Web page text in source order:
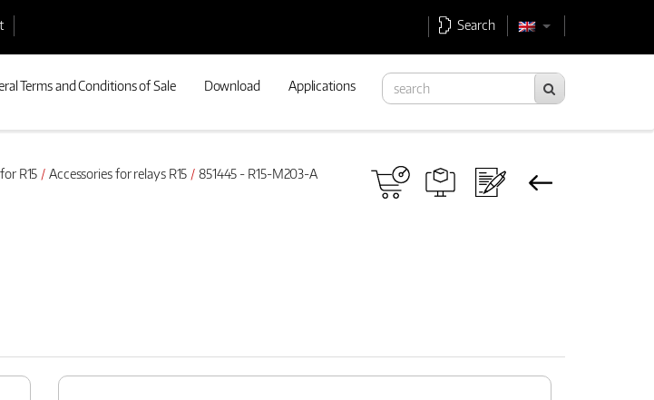
Search
Terms and Conditions of Sale Download Applications
R15 Accessories for relays R15 851445 - R15-M203-A